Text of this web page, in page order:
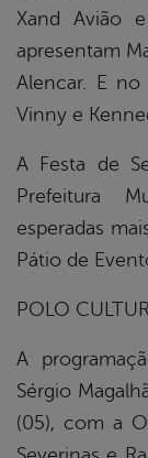
Xand Avião
apresentam
Alencar. E no
Vinny e
A Festa de
Prefeitura
esperadas
Pátio de
POLO
A
Sérgio
(05), com a